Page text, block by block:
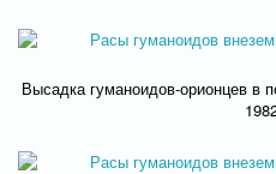
Высадка гуманоидов-орионцев в